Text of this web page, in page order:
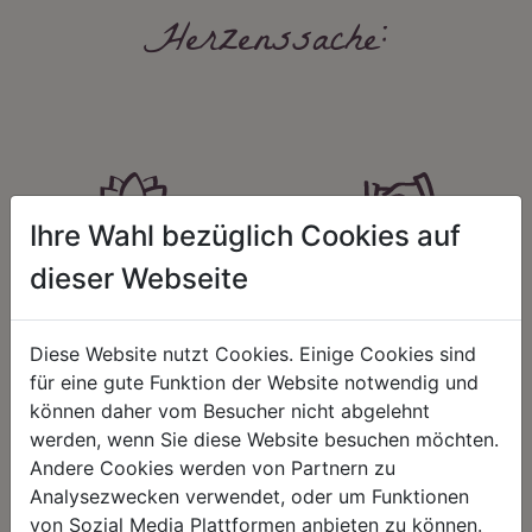
Herzenssache:
schenken natürliche, stilvolle
Momente für harmonische Stunden
zu Hause – den Ort, an dem
Menschen sich geborgen fühlen und
positive Energie schöpfen.
fair – im Hinblick auf unsere
Kalkulation, angemessene
Entlohnung und unsere
nachhaltigen, gewachsenen
Geschäftsbeziehungen.
Ihre Wahl bezüglich Cookies auf
dieser Webseite
Diese Website nutzt Cookies. Einige Cookies sind
für eine gute Funktion der Website notwendig und
können daher vom Besucher nicht abgelehnt
werden, wenn Sie diese Website besuchen möchten.
Andere Cookies werden von Partnern zu
Analysezwecken verwendet, oder um Funktionen
von Sozial Media Plattformen anbieten zu können.